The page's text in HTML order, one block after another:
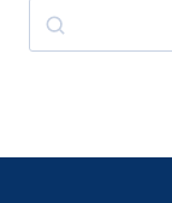
Rechercher